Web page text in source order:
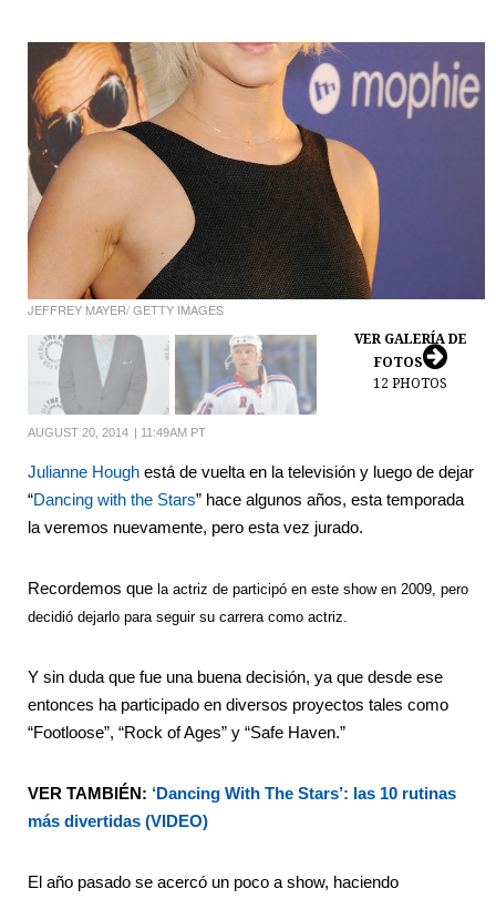
JEFFREY MAYER/ GETTY IMAGES
VER GALERÍA DE
FOTOS
12 PHOTOS
AUGUST 20, 2014 11:49AM PT
Julianne Hough está de vuelta en la televisión y luego de dejar
“Dancing with the Stars” hace algunos años, esta temporada
la veremos nuevamente, pero esta vez jurado.
Recordemos que la actriz de participó en este show en 2009, pero
decidió dejarlo para seguir su carrera como actriz.
Y sin duda que fue una buena decisión, ya que desde ese
entonces ha participado en diversos proyectos tales como
“Footloose”, “Rock of Ages” y “Safe Haven.”
VER TAMBIÉN: ‘Dancing With The Stars’: las 10 rutinas
más divertidas (VIDEO)
El año pasado se acercó un poco a show, haciendo